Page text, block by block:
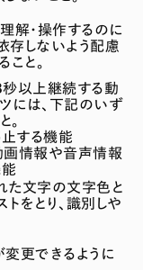
解・操作するのに
存しないよう配慮
こと。
秒以上継続する動
には、下記のいず
。
する機能
画情報や音声情報
た文字の文字色と
をとり、識別しや
変更できるように